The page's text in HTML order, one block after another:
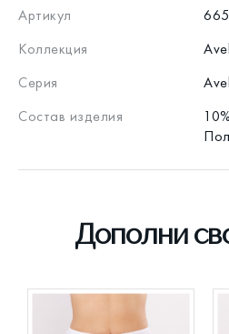
Артикул
Коллекция
Серия
Состав изделия
Дополни